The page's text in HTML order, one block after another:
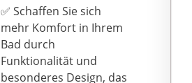
✅ Schaffen Sie sich
mehr Komfort in Ihrem
Bad durch
Funktionalität und
besonderes Design, das